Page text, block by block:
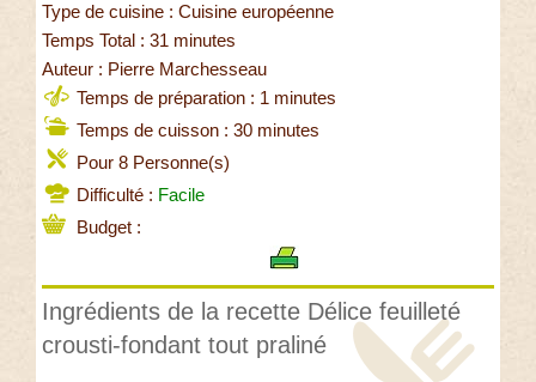
Type de cuisine : Cuisine européenne
Temps Total : 31 minutes
Auteur : Pierre Marchesseau
Temps de préparation : 1 minutes
Temps de cuisson : 30 minutes
Pour 8 Personne(s)
Difficulté : Facile
Budget :
Ingrédients de la recette Délice feuilleté
crousti-fondant tout praliné